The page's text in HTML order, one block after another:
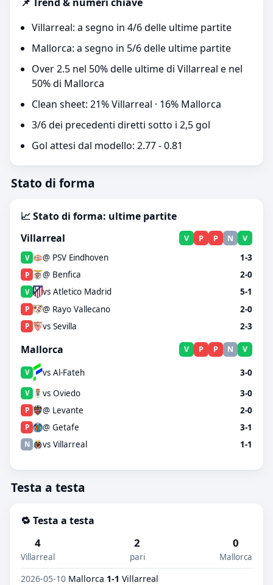
Villarreal: a segno in 4/6 delle ultime partite
Mallorca: a segno in 5/6 delle ultime partite
Over 2.5 nel 50% delle ultime di Villarreal e nel
50% di Mallorca
Clean sheet: 21% Villarreal · 16% Mallorca
3/6 dei precedenti diretti sotto i 2,5 gol
Gol attesi dal modello: 2.77 - 0.81
Stato di forma
📈 Stato di forma: ultime partite
Villarreal
V P P N V
V @ PSV Eindhoven 1-3
P @ Benfica 2-0
V vs Atletico Madrid 5-1
P @ Rayo Vallecano 2-0
P vs Sevilla 2-3
Mallorca V P P N V
V vs Al-Fateh 3-0
V vs Oviedo 3-0
P @ Levante 2-0
P @ Getafe 3-1
N vs Villarreal 1-1
Testa a testa
🔁 Testa a testa
4
Villarreal
2
pari
0
Mallorca
2026-05-10 Mallorca 1-1 Villarreal